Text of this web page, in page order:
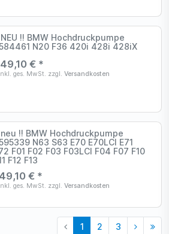
!! BMW Hochdruckpumpe
N20 F36 420i 428i 428iX
€ *
ges. MwSt. zzgl.Versandkosten
!! BMW Hochdruckpumpe
N63 S63 E70 E70LCI E71
F01 F02 F03 F03LCI F04 F07 F10
F12 F13
€ *
ges. MwSt. zzgl.Versandkosten
1 2 3